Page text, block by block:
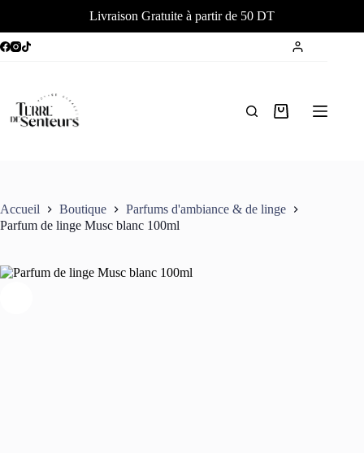
Livraison Gratuite à partir de 50 DT
Passer
au
Panier
Accueil Boutique
Parfums d'ambiance & de linge
Parfum de linge Musc blanc 100ml